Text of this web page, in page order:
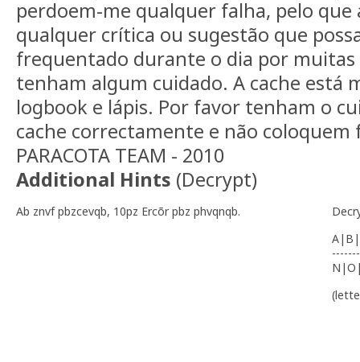
perdoem-me qualquer falha, pelo
qualquer crítica ou sugestão que
frequentado durante o dia por muitas
tenham algum cuidado. A cache está
logbook e lápis. Por favor tenham o
cache correctamente e não coloquem
PARACOTA TEAM - 2010
Additional Hints (Decrypt)
Ab znvf pbzcevqb, 10pz Ercõr pbz phvqnqb.